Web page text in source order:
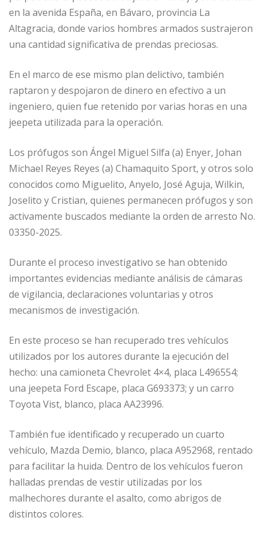
o
k
p e
r
r
en la avenida España, en Bávaro, provincia La
Altagracia, donde varios hombres armados sustrajeron
una cantidad significativa de prendas preciosas.
En el marco de ese mismo plan delictivo, también
raptaron y despojaron de dinero en efectivo a un
ingeniero, quien fue retenido por varias horas en una
jeepeta utilizada para la operación.
Los prófugos son Ángel Miguel Silfa (a) Enyer, Johan
Michael Reyes Reyes (a) Chamaquito Sport, y otros solo
conocidos como Miguelito, Anyelo, José Aguja, Wilkin,
Joselito y Cristian, quienes permanecen prófugos y son
activamente buscados mediante la orden de arresto No.
03350-2025.
Durante el proceso investigativo se han obtenido
importantes evidencias mediante análisis de cámaras
de vigilancia, declaraciones voluntarias y otros
mecanismos de investigación.
En este proceso se han recuperado tres vehículos
utilizados por los autores durante la ejecución del
hecho: una camioneta Chevrolet 4×4, placa L496554;
una jeepeta Ford Escape, placa G693373; y un carro
Toyota Vist, blanco, placa AA23996.
También fue identificado y recuperado un cuarto
vehículo, Mazda Demio, blanco, placa A952968, rentado
para facilitar la huida. Dentro de los vehículos fueron
halladas prendas de vestir utilizadas por los
malhechores durante el asalto, como abrigos de
distintos colores.